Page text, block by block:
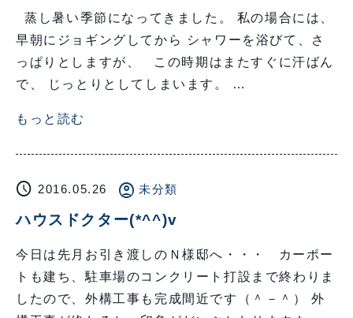
蒸し暑い季節になってきました。 私の場合には、
早朝にジョギングしてから シャワーを浴びて、さ
っぱりとしますが、 この時期はまたすぐに汗ばん
で、 じっとりとしてしまいます。 …
もっと読む
schedule 2016.05.26 account_circle 未分類
ハウスドクター(*^^)v
今日は先月お引き渡しのＮ様邸へ・・・ カーポー
トも建ち、駐車場のコンクリート打設まで終わりま
したので、外構工事も完成間近です（＾－＾） 外